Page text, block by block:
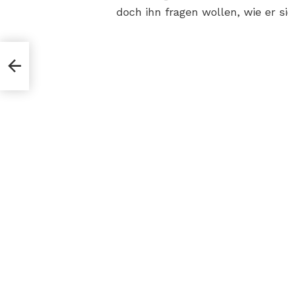
doch ihn fragen wollen, wie er